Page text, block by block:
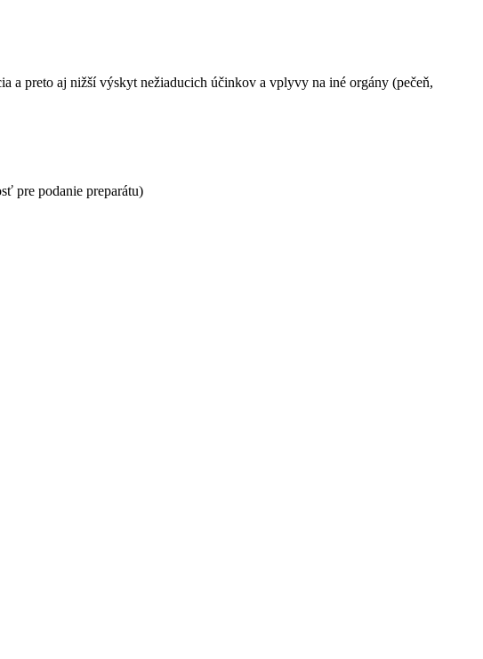
a preto aj nižší výskyt nežiaducich účinkov a vplyvy na iné orgány (pečeň,
pre podanie preparátu)